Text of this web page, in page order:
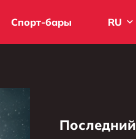
Спорт-бары RU
Последний